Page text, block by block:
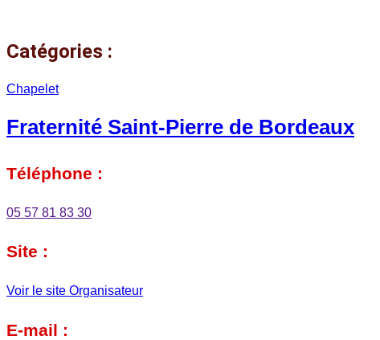
Catégories :
Chapelet
Fraternité Saint-Pierre de Bordeaux
Téléphone :
05 57 81 83 30
Site :
Voir le site Organisateur
E-mail :